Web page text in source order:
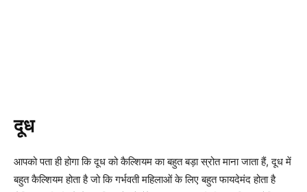
दूध
आपको पता ही होगा कि दूध को कैल्शियम का बहुत बड़ा स्रोत माना जाता हैं, दूध में
बहुत कैल्शियम होता है जो कि गर्भवती महिलाओं के लिए बहुत फायदेमंद होता है